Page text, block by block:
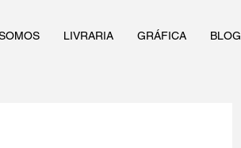
LIVRARIA GRÁFICA BLOG